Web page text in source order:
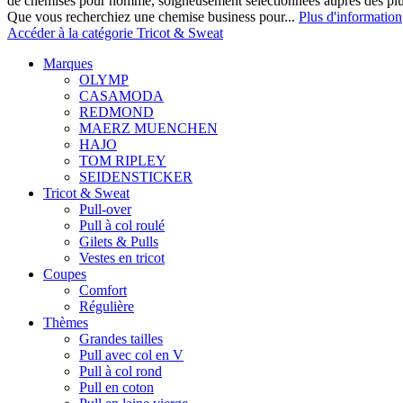
Que vous recherchiez une chemise business pour... Plus d'information
Accéder à la catégorie Tricot & Sweat
Marques
OLYMP
CASAMODA
REDMOND
MAERZ MUENCHEN
HAJO
TOM RIPLEY
SEIDENSTICKER
Tricot & Sweat
Pull-over
Pull à col roulé
Gilets & Pulls
Vestes en tricot
Coupes
Comfort
Régulière
Thèmes
Grandes tailles
Pull avec col en V
Pull à col rond
Pull en coton